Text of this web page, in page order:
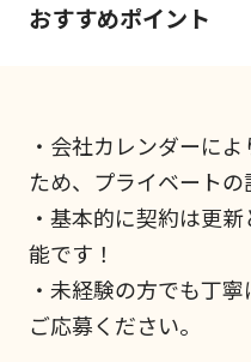
おすすめポイント
・会社カレンダーに
ため、プライベート
・基本的に契約は更
能です！
・未経験の方でも丁
ご応募ください。